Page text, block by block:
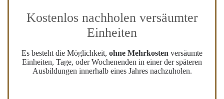
Kostenlos nachholen versäumter
Einheiten
Es besteht die Möglichkeit, ohne Mehrkosten versäumte
Einheiten, Tage, oder Wochenenden in einer der späteren
Ausbildungen innerhalb eines Jahres nachzuholen.